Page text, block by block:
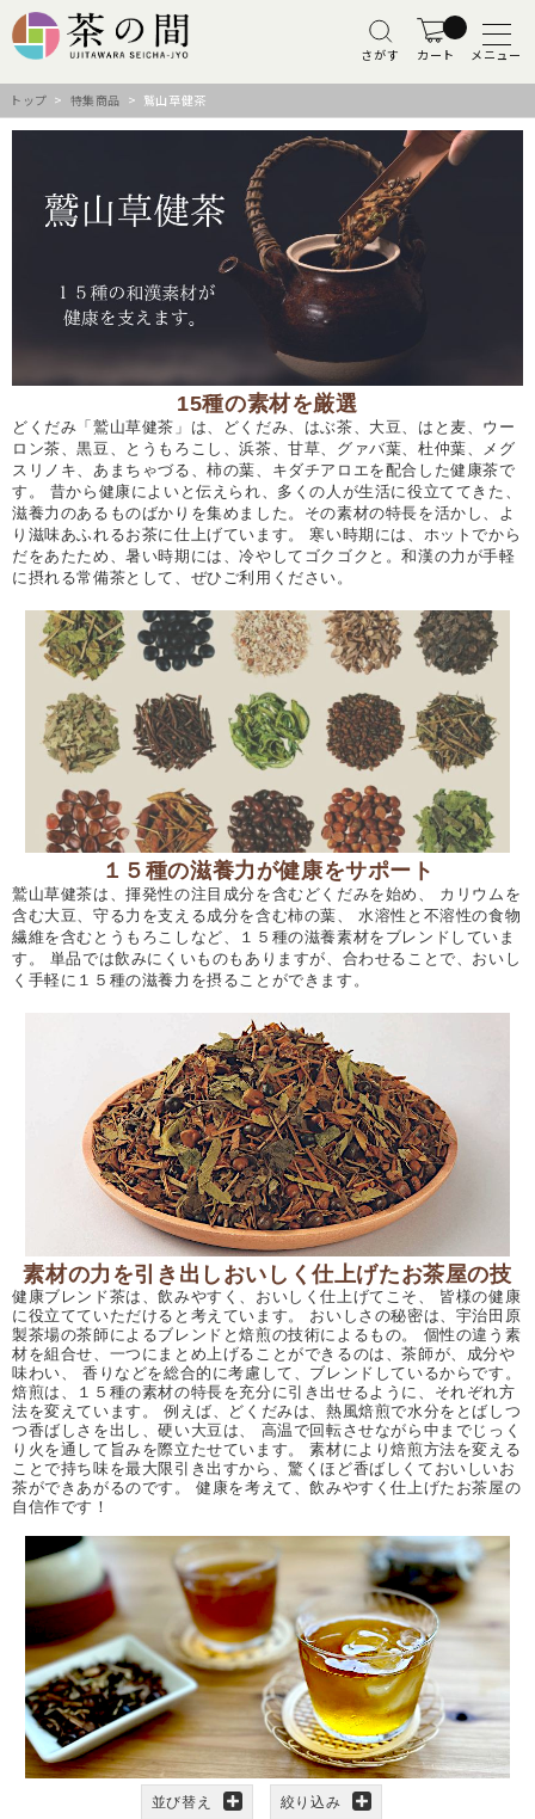
さがす カート メニュー
トップ > 特集商品 > 鷲山草健茶
15種の素材を厳選
どくだみ「鷲山草健茶」は、どくだみ、はぶ茶、大豆、はと麦、ウー
ロン茶、黒豆、とうもろこし、浜茶、甘草、グァバ葉、杜仲葉、メグ
スリノキ、あまちゃづる、柿の葉、キダチアロエを配合した健康茶で
す。 昔から健康によいと伝えられ、多くの人が生活に役立ててきた、
滋養力のあるものばかりを集めました。その素材の特長を活かし、よ
り滋味あふれるお茶に仕上げています。 寒い時期には、ホットでから
だをあたため、暑い時期には、冷やしてゴクゴクと。和漢の力が手軽
に摂れる常備茶として、ぜひご利用ください。
１５種の滋養力が健康をサポート
鷲山草健茶は、揮発性の注目成分を含むどくだみを始め、 カリウムを
含む大豆、守る力を支える成分を含む柿の葉、 水溶性と不溶性の食物
繊維を含むとうもろこしなど、１５種の滋養素材をブレンドしていま
す。 単品では飲みにくいものもありますが、合わせることで、おいし
く手軽に１５種の滋養力を摂ることができます。
素材の力を引き出しおいしく仕上げたお茶屋の技
健康ブレンド茶は、飲みやすく、おいしく仕上げてこそ、 皆様の健康
に役立てていただけると考えています。 おいしさの秘密は、宇治田原
製茶場の茶師によるブレンドと焙煎の技術によるもの。 個性の違う素
材を組合せ、一つにまとめ上げることができるのは、茶師が、成分や
味わい、 香りなどを総合的に考慮して、ブレンドしているからです。
焙煎は、１５種の素材の特長を充分に引き出せるように、それぞれ方
法を変えています。 例えば、どくだみは、熱風焙煎で水分をとばしつ
つ香ばしさを出し、硬い大豆は、 高温で回転させながら中までじっく
り火を通して旨みを際立たせています。 素材により焙煎方法を変える
ことで持ち味を最大限引き出すから、驚くほど香ばしくておいしいお
茶ができあがるのです。 健康を考えて、飲みやすく仕上げたお茶屋の
自信作です！
並び替え 絞り込み